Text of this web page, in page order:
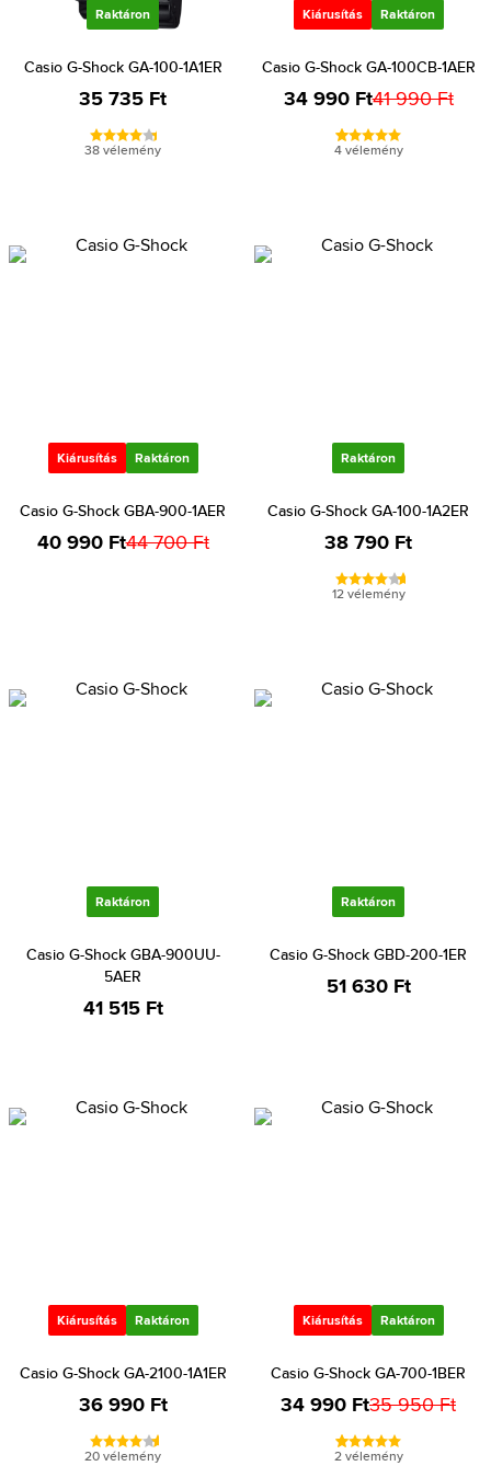
Raktáron
Casio G-Shock GA-100-1A1ER
35 735 Ft
38 vélemény
Kiárusítás Raktáron
Casio G-Shock GA-100CB-1AER
34 990 Ft41 990 Ft
4 vélemény
Kiárusítás Raktáron
Casio G-Shock GBA-900-1AER
40 990 Ft44 700 Ft
Raktáron
Casio G-Shock GA-100-1A2ER
38 790 Ft
12 vélemény
Raktáron
Casio G-Shock GBA-900UU-
5AER
41 515 Ft
Raktáron
Casio G-Shock GBD-200-1ER
51 630 Ft
Kiárusítás Raktáron
Casio G-Shock GA-2100-1A1ER
36 990 Ft
20 vélemény
Kiárusítás Raktáron
Casio G-Shock GA-700-1BER
34 990 Ft35 950 Ft
2 vélemény